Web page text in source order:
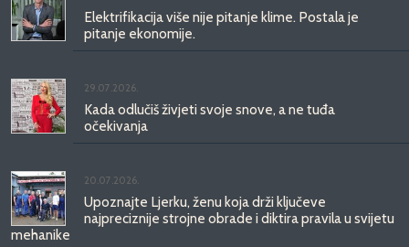
Elektrifikacija više nije pitanje klime. Postala je
pitanje ekonomije.
29.07.2026.
Kada odlučiš živjeti svoje snove, a ne tuđa
očekivanja
20.07.2026.
Upoznajte Ljerku, ženu koja drži ključeve
najpreciznije strojne obrade i diktira pravila u svijetu
mehanike